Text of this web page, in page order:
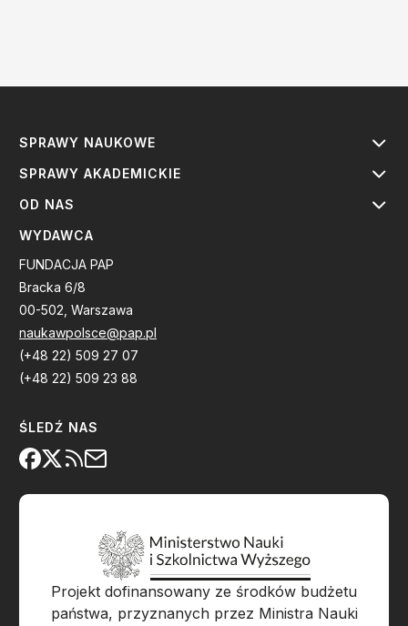
SPRAWY NAUKOWE
SPRAWY AKADEMICKIE
OD NAS
WYDAWCA
FUNDACJA PAP
Bracka 6/8
00-502, Warszawa
naukawpolsce@pap.pl
(+48 22) 509 27 07
(+48 22) 509 23 88
ŚLEDŹ NAS
Projekt dofinansowany ze środków budżetu
państwa, przyznanych przez Ministra Nauki